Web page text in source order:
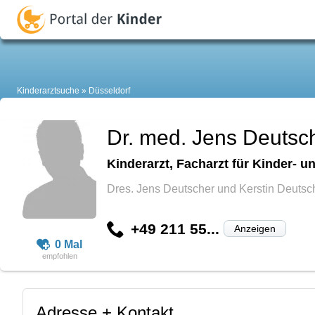
Kinderarztsuche Düsseldorf
0 Mal
Dr. med. Jens
Kinderarzt, Facharzt für Kinder-
Dres. Jens Deutscher und Kerstin
+49 211 55... Anzeigen